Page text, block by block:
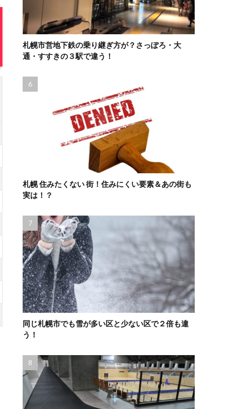
札幌市営地下鉄の乗り継ぎ方が？さっぽろ・大
通・すすきの３駅で違う！
札幌 住みたくない 街！住みにくい要素＆あの街も
実は！？
同じ札幌市でも雪が多い区と少ない区で２倍も違
う！